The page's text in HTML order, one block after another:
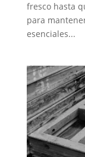
fresco hasta
para
esenciales...